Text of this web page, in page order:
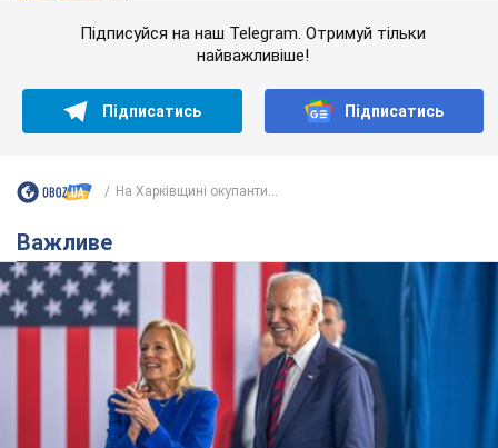
Підписуйся на наш Telegram. Отримуй тільки
найважливіше!
Підписатись Підписатись
На Харківщині окупанти...
Важливе